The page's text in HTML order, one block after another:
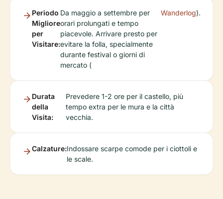
Periodo
Migliore
per
Visitare:
Da maggio a settembre per
orari prolungati e tempo
piacevole. Arrivare presto per
evitare la folla, specialmente
durante festival o giorni di
mercato (
Wanderlog).
Durata
della
Visita:
Prevedere 1-2 ore per il castello, più
tempo extra per le mura e la città
vecchia.
Calzature:Indossare scarpe comode per i ciottoli e
le scale.